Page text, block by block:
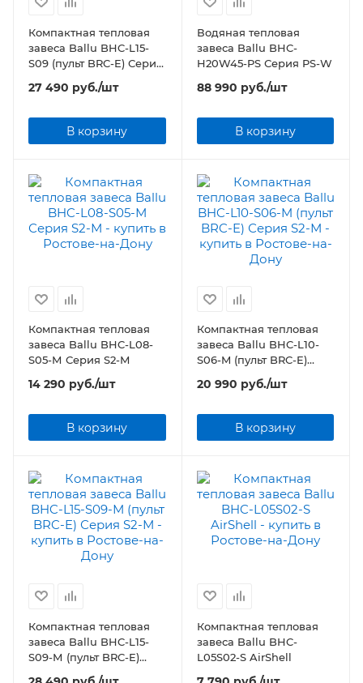
Компактная тепловая
завеса Ballu BHC-L15-
S09 (пульт BRC-E) Серия
27 490 руб./шт
В корзину
Водяная тепловая
завеса Ballu BHC-
H20W45-PS Серия PS-W
88 990 руб./шт
В корзину
Компактная тепловая
завеса Ballu BHC-L08-
S05-М Серия S2-М
14 290 руб./шт
В корзину
Компактная тепловая
завеса Ballu BHC-L10-
S06-M (пульт BRC-E)
20 990 руб./шт
В корзину
Компактная тепловая
завеса Ballu BHC-L15-
S09-М (пульт BRC-E)
Компактная тепловая
завеса Ballu BHC-
L05S02-S AirShell